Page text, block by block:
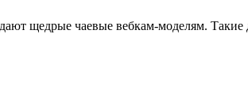
щедрые чаевые вебкам-моделям. Такие